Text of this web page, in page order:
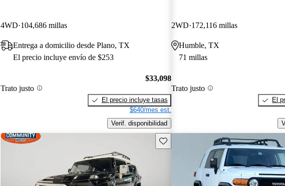
4WD 104,686 millas
Entrega a domicilio desde Plano, TX
El precio incluye envío de $253
Trato justo
$33,098
El precio incluye tasas
$640/mes est.
Verif. disponibilidad
2WD 172,116 millas
Humble, TX
71 millas
Trato justo
El
Guarda este Aviso